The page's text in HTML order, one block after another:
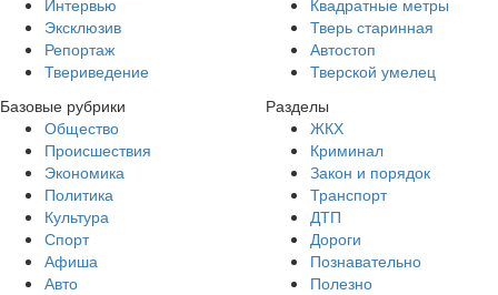
Эксклюзив
Репортаж
Твериведение
Тверь старинная
Автостоп
Тверской умелец
Базовые рубрики
Общество
Происшествия
Экономика
Политика
Культура
Спорт
Афиша
Авто
Разделы
ЖКХ
Криминал
Закон и порядок
Транспорт
ДТП
Дороги
Познавательно
Полезно